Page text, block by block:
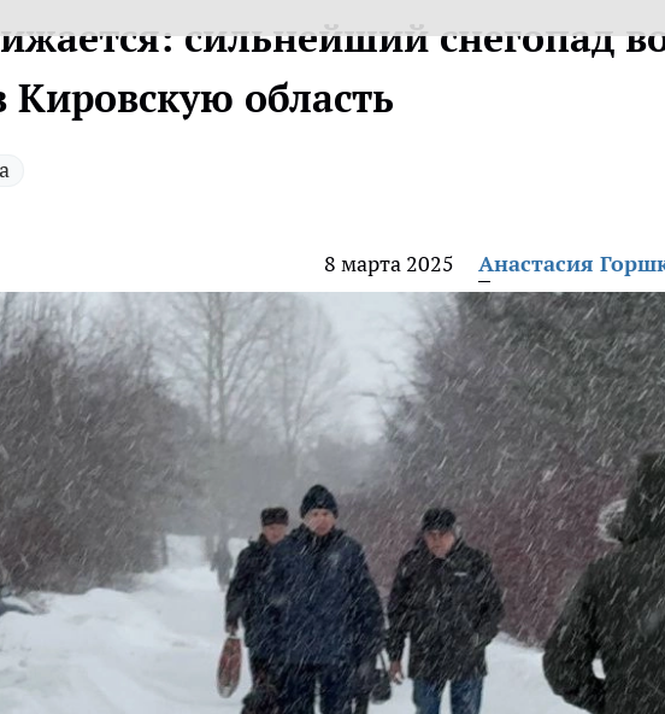
сильнейший снегопад
Кировскую область
8 марта 2025 Анастасия